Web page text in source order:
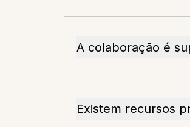
A colaboração é
Existem recursos